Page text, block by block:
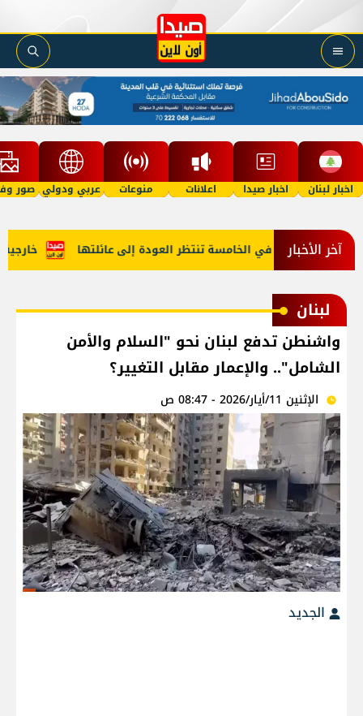
اخبار لبنان اخبار صيدا اعلانات منوعات عربي ودولي صور
آخر الأخبار خارجية طفلة في الخامسة تنتظر العودة إلى عائلتها
لبنان
واشنطن تدفع لبنان نحو "السلام والأمن
الشامل".. والإعمار مقابل التغيير؟
الإثنين 11/أيار/2026 - 08:47 ص
الجديد